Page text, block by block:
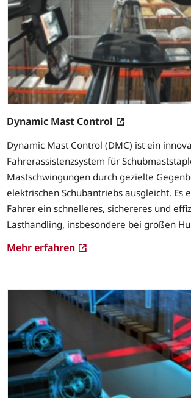
Dynamic Mast Control
Dynamic Mast Control (DMC) ist ein
Fahrerassistenzsystem für
Mastschwingungen durch gezielte
elektrischen Schubantriebs ausgleicht. Es
Fahrer ein schnelleres, sichereres und
Lasthandling, insbesondere bei großen
Mehr erfahren